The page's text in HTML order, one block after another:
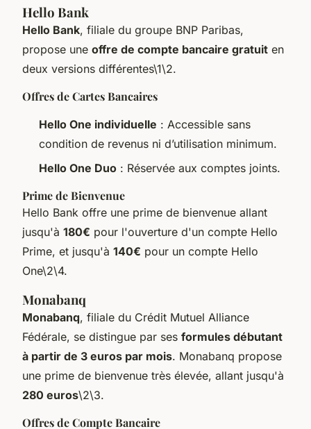
Hello Bank
Hello Bank, filiale du groupe BNP Paribas,
propose une offre de compte bancaire gratuit en
deux versions différentes\1\2.
Offres de Cartes Bancaires
Hello One individuelle : Accessible sans
condition de revenus ni d’utilisation minimum.
Hello One Duo : Réservée aux comptes joints.
Prime de Bienvenue
Hello Bank offre une prime de bienvenue allant
jusqu'à 180€ pour l'ouverture d'un compte Hello
Prime, et jusqu'à 140€ pour un compte Hello
One\2\4.
Monabanq
Monabanq, filiale du Crédit Mutuel Alliance
Fédérale, se distingue par ses formules débutant
à partir de 3 euros par mois. Monabanq propose
une prime de bienvenue très élevée, allant jusqu'à
280 euros\2\3.
Offres de Compte Bancaire